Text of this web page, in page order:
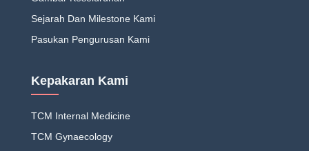
Sejarah Dan Milestone Kami
Pasukan Pengurusan Kami
Kepakaran Kami
TCM Internal Medicine
TCM Gynaecology